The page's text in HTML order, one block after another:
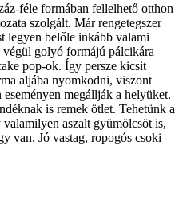
féle formában fellelhető otthon
szolgált. Már rengetegszer
legyen belőle inkább valami
végül golyó formájú pálcikára
pop-ok. Így persze kicsit
aljába nyomkodni, viszont
megállják a helyüket.
is remek ötlet. Tehetünk a
aszalt gyümölcsöt is,
van. Jó vastag, ropogós csoki